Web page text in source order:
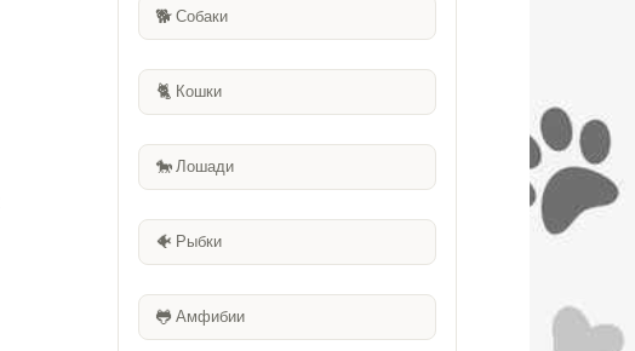
🐕 Собаки
🐈 Кошки
🐎 Лошади
🐠 Рыбки
🐸 Амфибии